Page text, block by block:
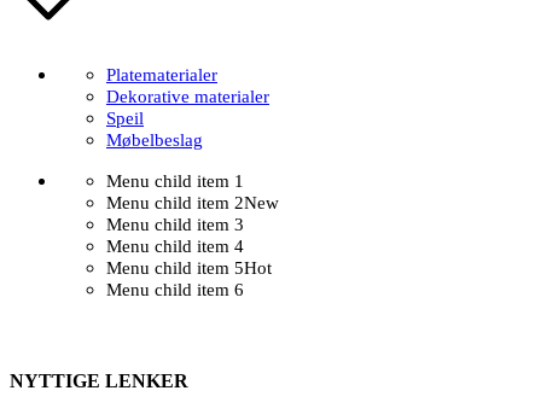
Platematerialer
Dekorative materialer
Speil
Møbelbeslag
Menu child item 1
Menu child item 2New
Menu child item 3
Menu child item 4
Menu child item 5Hot
Menu child item 6
NYTTIGE LENKER